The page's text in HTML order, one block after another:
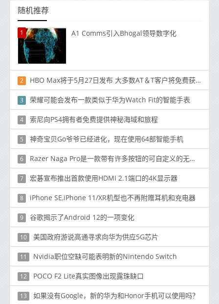
随机推荐
1 A1 Comms引入Bhogal领导数字化
2 HBO Max将于5月27日发布 大多数AT＆T客户将免费获得
3 荣耀可能会发布一款类似于华为Watch Fit的智能手表
4 索尼向PS4拥有者免费提供神秘海域和旅程
5 神奇宝贝Go爷爷已经进化，现在使用64部智能手机
6 Razer Naga Pro是一款带有许多按钮的可自定义的无线游戏鼠标
7 宏碁宣布推出首款使用HDMI 2.1端口的4K显示器
8 iPhone SE,iPhone 11/XR机型也不再附赠耳机和充电器
9 谷歌揭示了Android 12的一项变化
10 美国政府游说高通寻求向华为供应5G芯片
11 Nvidia职位空缺可能表明新的Nintendo Switch
12 POCO F2 Lite真实图像出现露珠缺口
13 如果没有Google，新的华为和Honor手机可以使用吗？